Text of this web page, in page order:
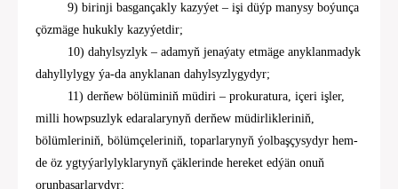
9) birinji basgançakly kazyýet – işi düýp manysy boýunça
çözmäge hukukly kazyýetdir;
10) dahylsyzlyk – adamyň jenaýaty etmäge anyklanmadyk
dahyllylygy ýa-da anyklanan dahylsyzlygydyr;
11) derňew bölüminiň müdiri – prokuratura, içeri işler,
milli howpsuzlyk edaralarynyň derňew müdirlikleriniň,
bölümleriniň, bölümçeleriniň, toparlarynyň ýolbaşçysydyr hem-
de öz ygtyýarlylyklarynyň çäklerinde hereket edýän onuň
orunbasarlarydyr;